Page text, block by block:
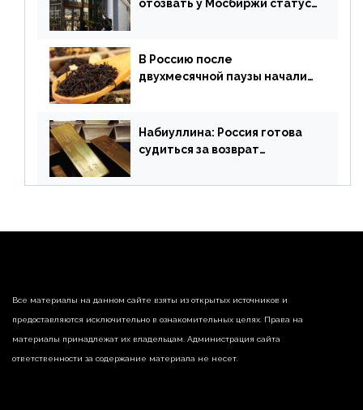
отозвать у Мосбиржи статус
В Россию после
двухмесячной паузы начали
Набиуллина: Россия готова
судиться за возврат
страны
Все материалы на данном сайте взяты из открытых источников и
предоставляются исключительно в ознакомительных целях. Права на
материалы принадлежат их владельцам. Администрация сайта
ответственности за содержание материала не несет.